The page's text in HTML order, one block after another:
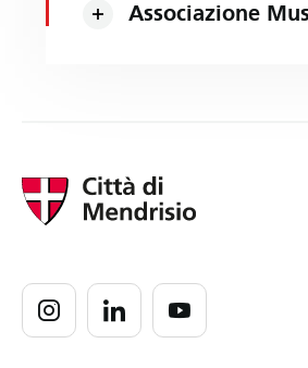
Associazione